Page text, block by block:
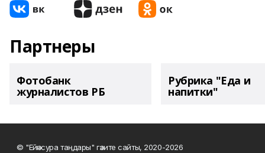
Партнеры
Фотобанк
журналистов РБ
Рубрика "Еда и
напитки"
© "Ейәнсура таңдары" гәзите сайты, 2020-2026